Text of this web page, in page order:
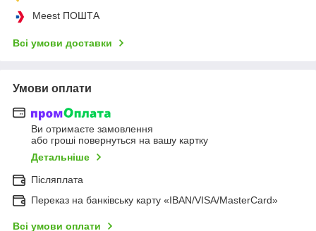
Meest ПОШТА
Всі умови доставки
Умови оплати
Ви отримаєте замовлення
або гроші повернуться на вашу картку
Детальніше
Післяплата
Переказ на банківську карту «IBAN/VISA/MasterCard»
Всі умови оплати